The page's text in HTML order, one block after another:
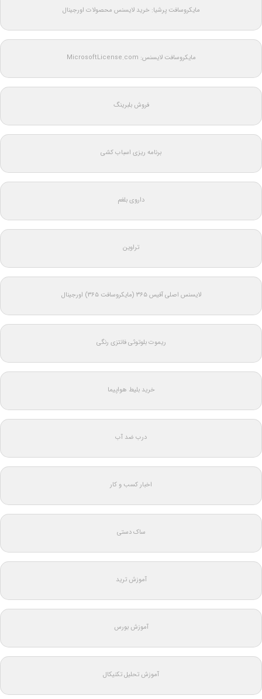
مایکروسافت پرشیا: خرید لایسنس محصولات اورجینال
مایکروسافت لایسنس: MicrosoftLicense.com
فروش بلبرینگ
برنامه ریزی اسباب کشی
داروی بلغم
تراوین
لایسنس اصلی آفیس ۳۶۵ (مایکروسافت ۳۶۵) اورجینال
ریموت بلوتوثی فانتزی رنگی
خرید بلیط هواپیما
درب ضد آب
اخبار کسب و کار
ساک دستی
آموزش ترید
آموزش بورس
آموزش تحلیل تکنیکال